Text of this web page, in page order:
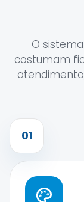
O
costumam
01